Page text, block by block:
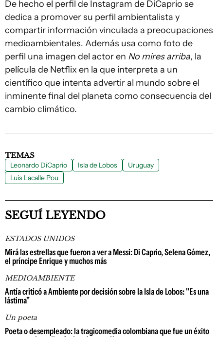
De hecho el perfil de Instagram de DiCaprio se
dedica a promover su perfil ambientalista y
compartir información vinculada a preocupaciones
medioambientales. Además usa como foto de
perfil una imagen del actor en No mires arriba, la
película de Netflix en la que interpreta a un
científico que intenta advertir al mundo sobre el
inminente final del planeta como consecuencia del
cambio climático.
TEMAS
Leonardo DiCaprio Isla de Lobos
Uruguay
Luis Lacalle Pou
SEGUÍ LEYENDO
ESTADOS UNIDOS
Mirá las estrellas que fueron a ver a Messi: Di Caprio, Selena Gómez,
el príncipe Enrique y muchos más
MEDIOAMBIENTE
Antía criticó a Ambiente por decisión sobre la Isla de Lobos: "Es una
lástima"
Un poeta
Poeta o desempleado: la tragicomedia colombiana que fue un éxito